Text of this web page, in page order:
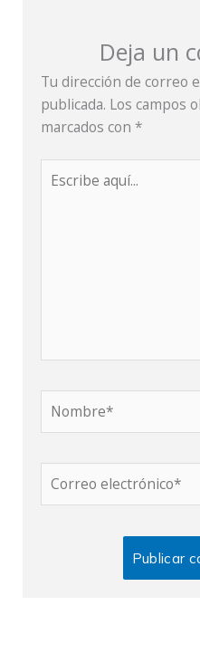
Deja un
Tu dirección de correo
publicada. Los campos
marcados con *
electrónico*